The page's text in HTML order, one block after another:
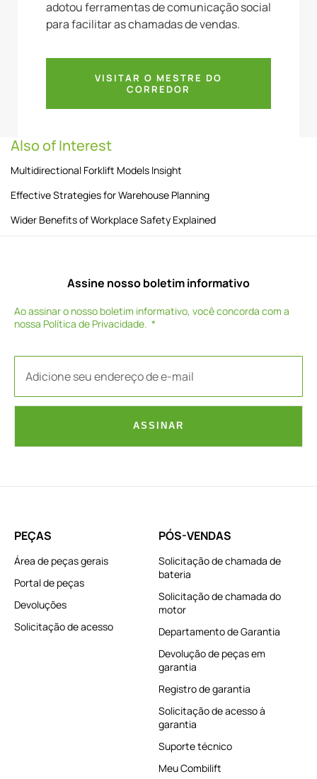
adotou ferramentas de comunicação social
para facilitar as chamadas de vendas.
VISITAR O MESTRE DO
CORREDOR
Also of Interest
Multidirectional Forklift Models Insight
Effective Strategies for Warehouse Planning
Wider Benefits of Workplace Safety Explained
Assine nosso boletim informativo
Ao assinar o nosso boletim informativo, você concorda com a
nossa Política de Privacidade.
ASSINAR
PEÇAS
Área de peças gerais
Portal de peças
Devoluções
Solicitação de acesso
PÓS-VENDAS
Solicitação de chamada de
bateria
Solicitação de chamada do
motor
Departamento de Garantia
Devolução de peças em
garantia
Registro de garantia
Solicitação de acesso à
garantia
Suporte técnico
Meu Combilift